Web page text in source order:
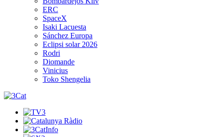
ERC
SpaceX
Isaki Lacuesta
Sánchez Europa
Eclipsi solar 2026
Rodri
Diomande
Vinicius
Toko Shengelia